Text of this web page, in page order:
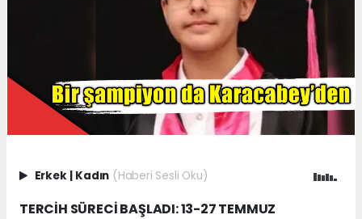
Erkek | Kadın (Haberi Sesli Oku)
TERCİH SÜRECİ BAŞLADI: 13-27 TEMMUZ